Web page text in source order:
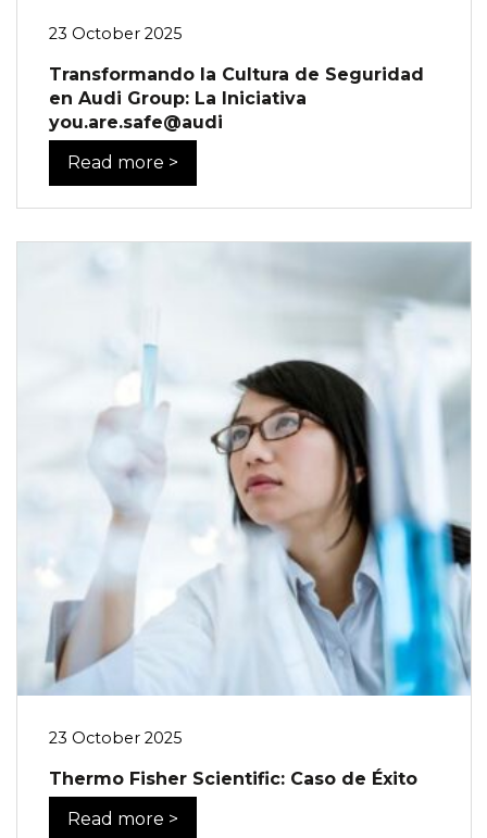
23 October 2025
Transformando la Cultura de Seguridad
en Audi Group: La Iniciativa
you.are.safe@audi
Read more >
23 October 2025
Thermo Fisher Scientific: Caso de Éxito
Read more >